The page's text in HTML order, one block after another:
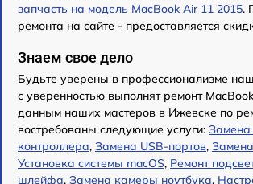
запчасть на модель MacBook Air 11 2015.
ремонта на сайте - предоставляется
Знаем свое дело
Будьте уверены в профессионализме
с уверенностью выполнят ремонт
данным наших мастеров в Ижевске по
востребованы следующие услуги:
контроллера, Замена USB-портов,
Установка системы macOS, Ремонт
шлейфа, Замена камеры ноутбука,